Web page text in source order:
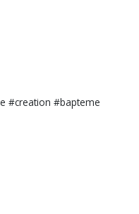
#creation #bapteme